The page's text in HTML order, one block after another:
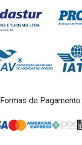
Formas de Pagamento: